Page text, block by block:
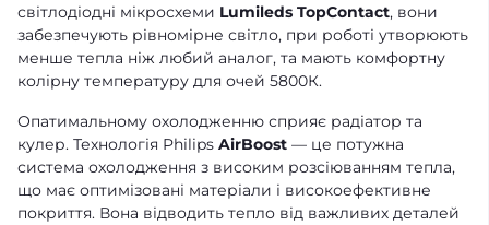
світлодіодні мікросхеми Lumileds TopContact, вони
забезпечують рівномірне світло, при роботі утворюють
менше тепла ніж любий аналог, та мають комфортну
колірну температуру для очей 5800К.
Опатимальному охолодженню сприяє радіатор та
кулер. Технологія Philips AirBoost — це потужна
система охолодження з високим розсіюванням тепла,
що має оптимізовані матеріали і високоефективне
покриття. Вона відводить тепло від важливих деталей